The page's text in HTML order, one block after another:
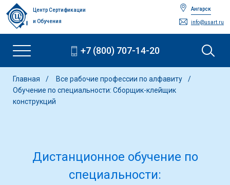
Центр Сертификации
и Обучения
Ангарск
info@usart.ru
+7 (800) 707-14-20
Главная
Все рабочие профессии по алфавиту
Обучение по специальности: Сборщик-клейщик
конструкций
Дистанционное обучение по
специальности: